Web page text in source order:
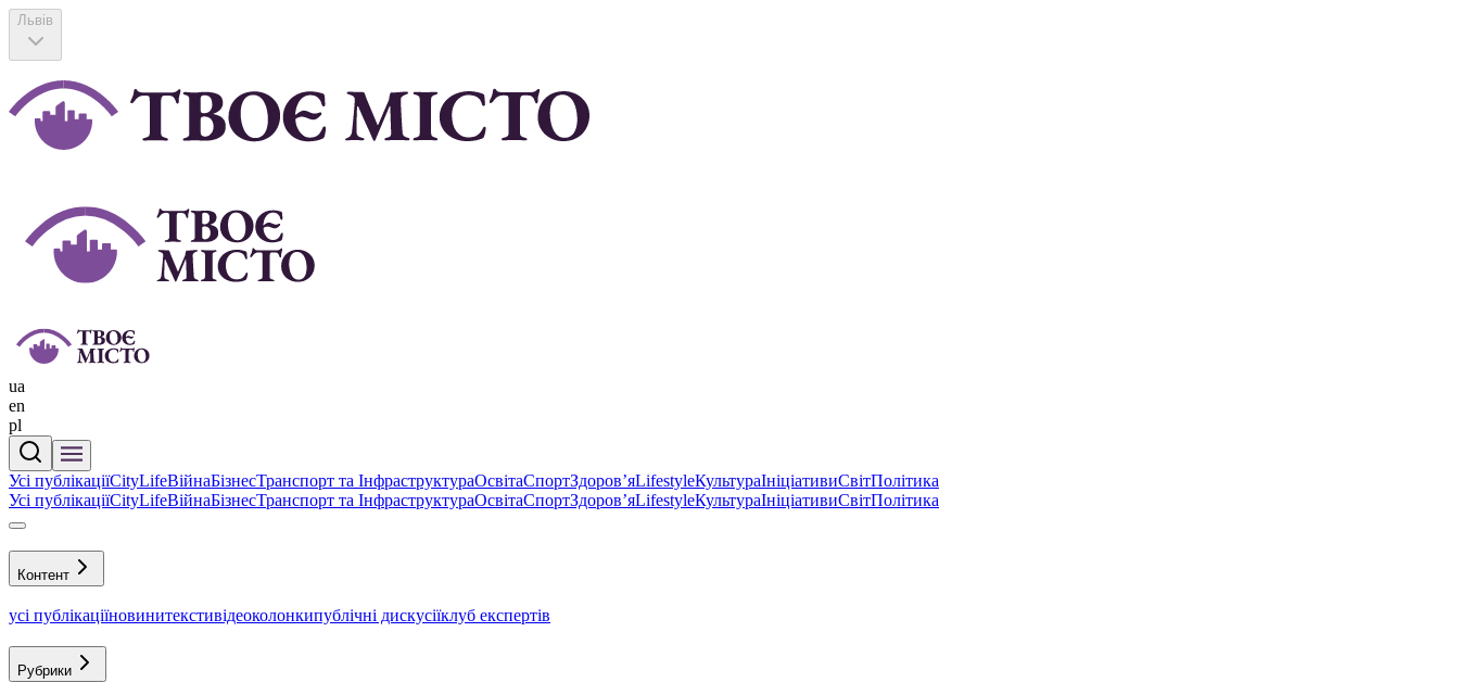
Львів
ua
en
pl
Усі публікаціїCityLifeВійнаБізнесТранспорт та ІнфраструктураОсвітаСпортЗдоровʼяLifestyleКультураІніціативиСвітПолітика
Усі публікаціїCityLifeВійнаБізнесТранспорт та ІнфраструктураОсвітаСпортЗдоровʼяLifestyleКультураІніціативиСвітПолітика
Контент
усі публікаціїновинитекстивідеоколонкипублічні дискусіїклуб експертів
Рубрики